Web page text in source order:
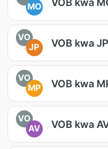
MO
VO
JP
VOB kwa
VO
MP
VOB kwa
VO
AV
VOB kwa